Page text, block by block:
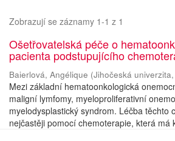
Zobrazují se záznamy 1-1 z 1
Ošetřovatelská péče o
pacienta podstupujícího
Baierlová, Angélique (Jihočeská univerzita,
Mezi základní hematoonkologická
maligní lymfomy, myeloproliferativní
myelodysplastický syndrom. Léčba těchto
nejčastěji pomocí chemoterapie, která má